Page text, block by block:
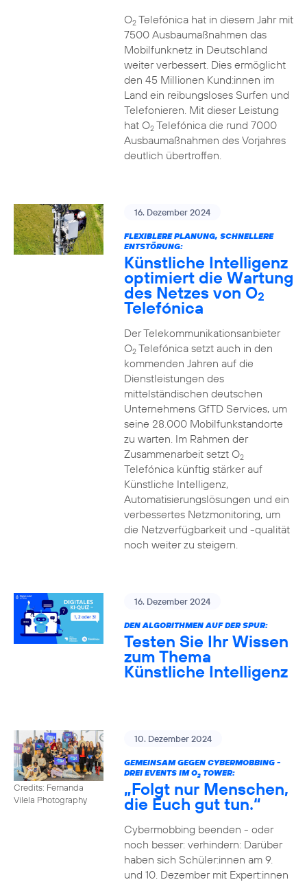
O2Telefónica hat in diesem Jahr mit
7500 Ausbaumaßnahmen das
Mobilfunknetz in Deutschland
weiter verbessert. Dies ermöglicht
den 45 Millionen Kund:innen im
Land ein reibungsloses Surfen und
Telefonieren. Mit dieser Leistung
hat O2Telefónica die rund 7000
Ausbaumaßnahmen des Vorjahres
deutlich übertroffen.
16. Dezember 2024
FLEXIBLERE PLANUNG, SCHNELLERE
ENTSTÖRUNG:
Künstliche Intelligenz
optimiert die Wartung
des Netzes von O2
Telefónica
Der Telekommunikationsanbieter
O2Telefónica setzt auch in den
kommenden Jahren auf die
Dienstleistungen des
mittelständischen deutschen
Unternehmens GfTD Services, um
seine 28.000 Mobilfunkstandorte
zu warten. Im Rahmen der
Zusammenarbeit setzt O2
Telefónica künftig stärker auf
Künstliche Intelligenz,
Automatisierungslösungen und ein
verbessertes Netzmonitoring, um
die Netzverfügbarkeit und -qualität
noch weiter zu steigern.
16. Dezember 2024
DEN ALGORITHMEN AUF DER SPUR:
Testen Sie Ihr Wissen
zum Thema
Künstliche Intelligenz
Credits: Fernanda
Vilela Photography
10. Dezember 2024
GEMEINSAM GEGEN CYBERMOBBING -
DREI EVENTS IM O2TOWER:
„Folgt nur Menschen,
die Euch gut tun.“
Cybermobbing beenden - oder
noch besser: verhindern: Darüber
haben sich Schüler:innen am 9.
und 10. Dezember mit Expert:innen